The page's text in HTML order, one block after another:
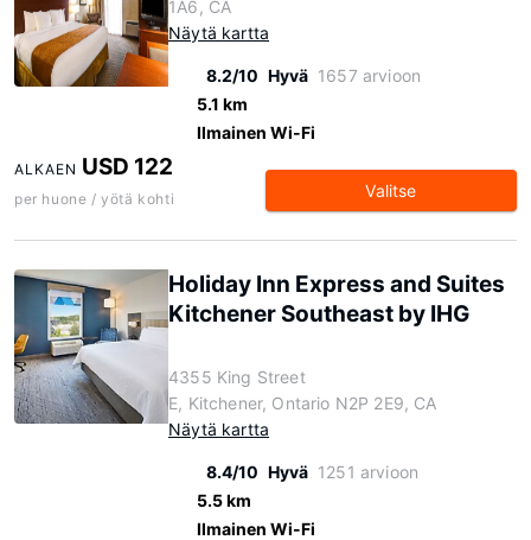
1A6, CA
Näytä kartta
8.2/10 Hyvä 1657 arvioon
5.1 km
Ilmainen Wi-Fi
ALKAEN USD 122
per huone / yötä kohti Valitse
Holiday Inn Express and Suites
Kitchener Southeast by IHG
4355 King Street
E, Kitchener, Ontario N2P 2E9, CA
Näytä kartta
8.4/10 Hyvä 1251 arvioon
5.5 km
Ilmainen Wi-Fi